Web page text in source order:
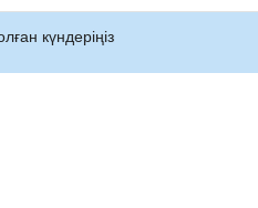
күндеріңіз